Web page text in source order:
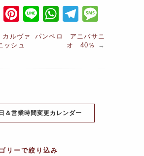
T
w
itt
Pi
nt
er
Li
n
W
h
at
p
T
el
e
s
ルヴァ
ッシュ
パンペロ アニバサニ
オ 40％
→
＆営業時間変更カレンダー
リーで絞り込み